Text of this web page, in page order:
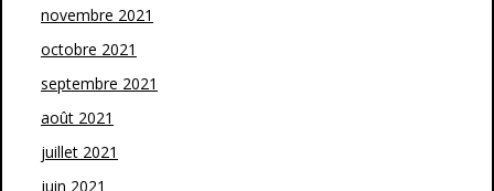
novembre 2021
octobre 2021
septembre 2021
août 2021
juillet 2021
juin 2021